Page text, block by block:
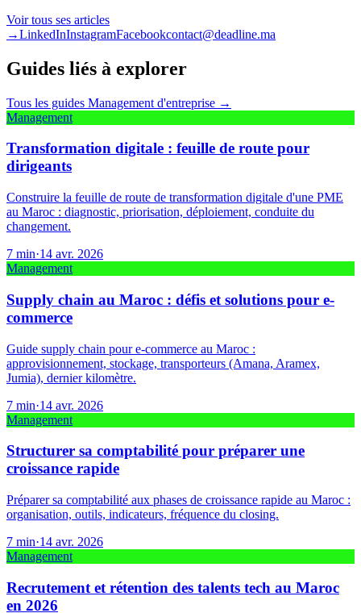
Voir tous ses articles
→LinkedInInstagramFacebookcontact@deadline.ma
Guides liés à explorer
Tous les guides Management d'entreprise →
Management
Transformation digitale : feuille de route pour
dirigeants
Construire la feuille de route de transformation digitale d'une PME
au Maroc : diagnostic, priorisation, déploiement, conduite du
changement.
7 min·14 avr. 2026
Management
Supply chain au Maroc : défis et solutions pour e-
commerce
Guide supply chain pour e-commerce au Maroc :
approvisionnement, stockage, transporteurs (Amana, Aramex,
Jumia), dernier kilomètre.
7 min·14 avr. 2026
Management
Structurer sa comptabilité pour préparer une
croissance rapide
Préparer sa comptabilité aux phases de croissance rapide au Maroc :
organisation, outils, indicateurs, fréquence du closing.
7 min·14 avr. 2026
Management
Recrutement et rétention des talents tech au Maroc
en 2026